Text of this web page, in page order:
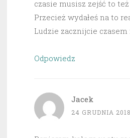
czasie musisz zejść to
Przecież wydałeś na to
Ludzie zacznijcie czasem
Odpowiedz
Jacek
24 GRUDNIA